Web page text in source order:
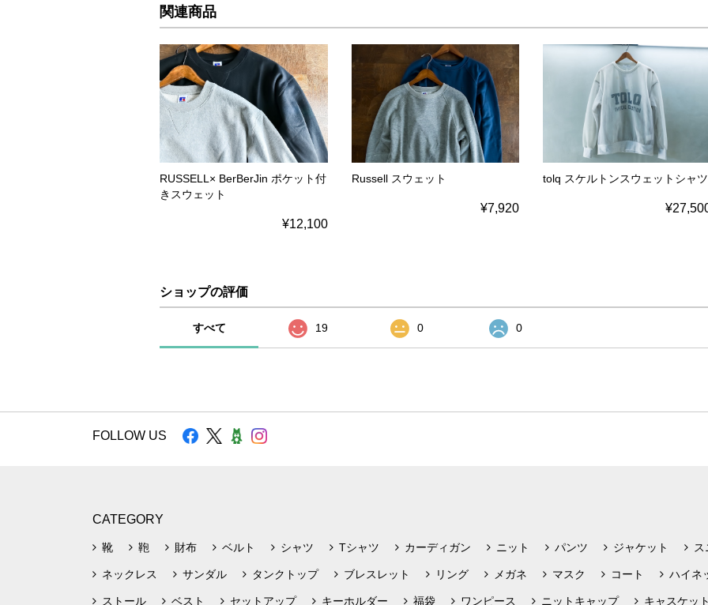
関連商品
RUSSELL× BerBerJin ポケット付
きスウェット
¥12,100
Russell スウェット
¥7,920
tolq スケルトンスウェットシャツ
ショップの評価
すべて 19 0 0
FOLLOW US
CATEGORY
靴 鞄 財布 ベルト シャツ Tシャツ カーディガン ニット パンツ ジャケット
ネックレス サンダル タンクトップ ブレスレット リング メガネ マスク コート ハイネ
ストール ベスト セットアップ キーホルダー 福袋 ワンピース ニットキャップ キャスケッ